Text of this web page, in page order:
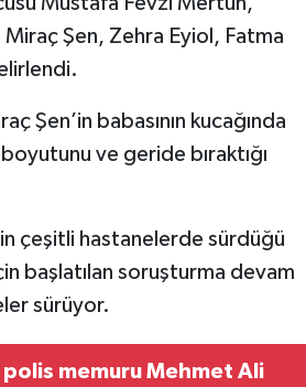
Miraç Şen, Zehra Eyiol, Fatma
Şen’in babasının kucağında
ve geride bıraktığı
çeşitli hastanelerde sürdüğü
başlatılan soruşturma devam
sürüyor.
memuru Mehmet Ali